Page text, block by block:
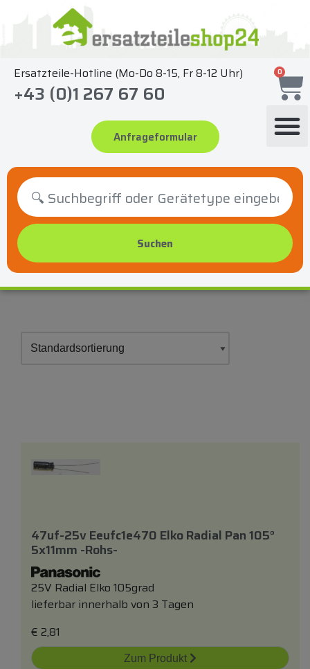
springen
Ersatzteile-Hotline (Mo-Do 8-15, Fr 8-12 Uhr)
+43 (0)1 267 67 60
Anfrageformular
0
47uf-25v Eeufc1e470 Elko Radial Pan 105°
5x11mm -rohs-
25V Radial Elko 105grad
lieferbar innerhalb von 3 Tagen
€ 2,81
Zum Produkt